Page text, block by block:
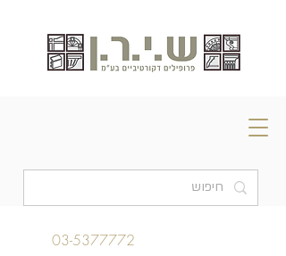
03-5377772